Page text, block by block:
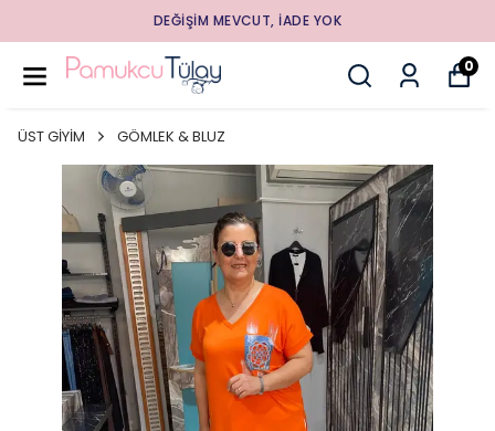
DEĞİŞİM MEVCUT, İADE YOK
0
ÜST GİYİM GÖMLEK & BLUZ